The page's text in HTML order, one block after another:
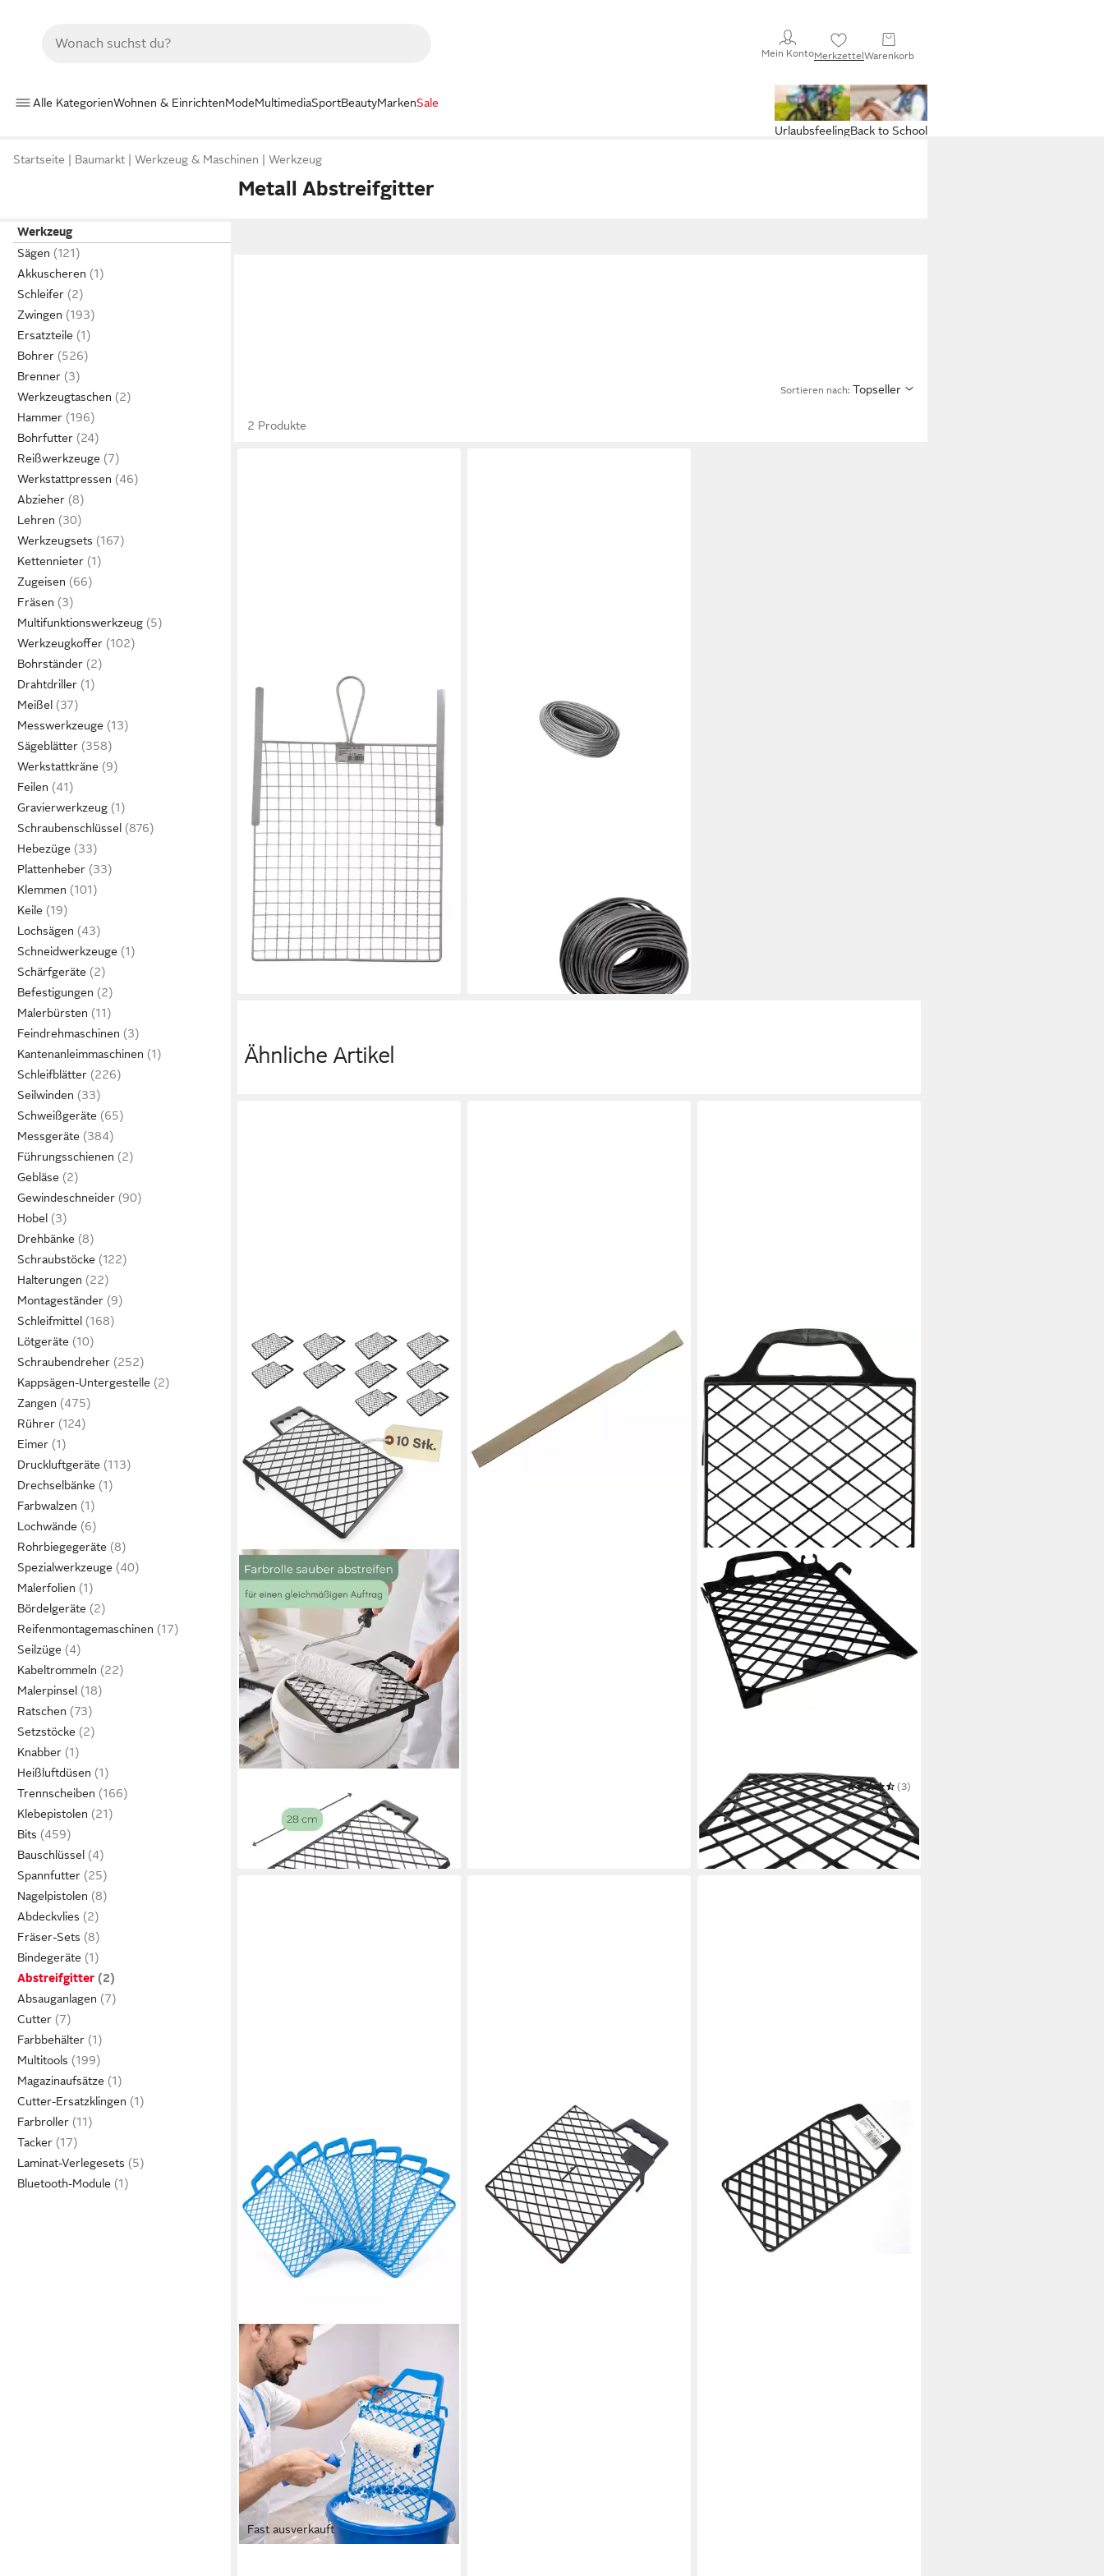
Mein KontoMerkzettelWarenkorb
Alle KategorienWohnen & EinrichtenModeMultimediaSportBeautyMarkenSale
Back to School
Urlaubsfeeling
Startseite Baumarkt Werkzeug & Maschinen Werkzeug
Metall Abstreifgitter
Werkzeug
Sägen
Akkuscheren
Schleifer
Zwingen
Ersatzteile
Bohrer
Brenner
Werkzeugtaschen
Hammer
Bohrfutter
Reißwerkzeuge
Werkstattpressen
Abzieher
Lehren
Werkzeugsets
Kettennieter
Zugeisen
Fräsen
Multifunktionswerkzeug
Werkzeugkoffer
Bohrständer
Drahtdriller
Meißel
Messwerkzeuge
Sägeblätter
Werkstattkräne
Feilen
Gravierwerkzeug
Schraubenschlüssel
Hebezüge
Plattenheber
Klemmen
Keile
Lochsägen
Schneidwerkzeuge
Schärfgeräte
Befestigungen
Malerbürsten
Feindrehmaschinen
Kantenanleimmaschinen
Schleifblätter
Seilwinden
Schweißgeräte
Messgeräte
Führungsschienen
Gebläse
Gewindeschneider
Hobel
Drehbänke
Schraubstöcke
Halterungen
Montageständer
Schleifmittel
Lötgeräte
Schraubendreher
Kappsägen-Untergestelle
Zangen
Rührer
Eimer
Druckluftgeräte
Drechselbänke
Farbwalzen
Lochwände
Rohrbiegegeräte
Spezialwerkzeuge
Malerfolien
Bördelgeräte
Reifenmontagemaschinen
Seilzüge
Kabeltrommeln
Malerpinsel
Ratschen
Setzstöcke
Knabber
Heißluftdüsen
Trennscheiben
Klebepistolen
Bits
Bauschlüssel
Spannfutter
Nagelpistolen
Abdeckvlies
Fräser-Sets
Bindegeräte
Abstreifgitter
Absauganlagen
Cutter
Farbbehälter
Multitools
Magazinaufsätze
Cutter-Ersatzklingen
Farbroller
Tacker
Laminat-Verlegesets
Bluetooth-Module
Sortieren nach: Topseller
2 Produkte
NESPOLI
Abstreifgitter Nespoli Metall-
Abstreifgitter 26 x 30 cm
4,34 €
in 4-5 Werktagen bei dir
Abstreifgitter Baukom Bindedraht Ø
in 4-5 Werktagen bei dir
Ähnliche Artikel
Abstreifgitter 10 x Abstreifgitter
Farbgitter für Wandfarbe Malergitter
26 x 28 cm
12,79 €
in 4-5 Werktagen bei dir
Farbrührstab Holz 45 cm
in 4-5 Werktagen bei dir
A.S. CRÉATION
Abstreifgitter Abstreifgitter
(3)
5,99 €
in 4-5 Werktagen bei dir
Fast ausverkauft
Abstreifgitter Nespoli Abstreifgitter
26 x 30 cm
3,14 €
in 4-5 Werktagen bei dir
Abstreifgitter Nespoli Abstreifgitter
2,14 €
in 4-5 Werktagen bei dir